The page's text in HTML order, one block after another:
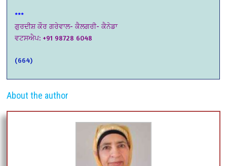
***
ਗੁਰਦੀਸ਼ ਕੌਰ ਗਰੇਵਾਲ- ਕੈਲਗਰੀ- ਕੈਨੇਡਾ
ਵਟਸਐਪ: +91 98728 6048
(664)
About the author